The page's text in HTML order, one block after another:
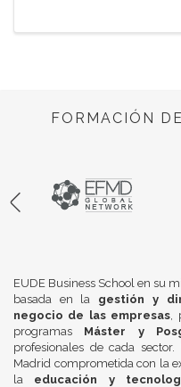
FORMACIÓN
EUDE Business School en su
basada en la gestión y
negocio de las empresas
programas Máster y
profesionales de cada
Madrid comprometida con la
la educación y